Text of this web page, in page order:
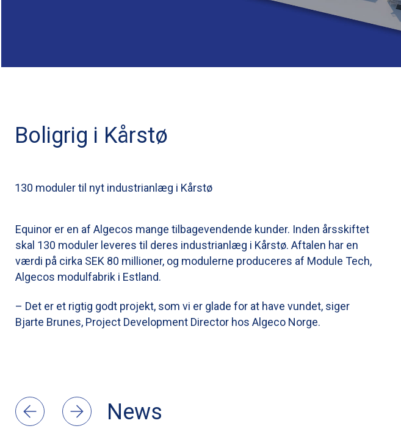
Boligrig i Kårstø
130 moduler til nyt industrianlæg i Kårstø
Equinor er en af Algecos mange tilbagevendende kunder. Inden årsskiftet
skal 130 moduler leveres til deres industrianlæg i Kårstø. Aftalen har en
værdi på cirka SEK 80 millioner, og modulerne produceres af Module Tech,
Algecos modulfabrik i Estland.
– Det er et rigtig godt projekt, som vi er glade for at have vundet, siger
Bjarte Brunes, Project Development Director hos Algeco Norge.
News